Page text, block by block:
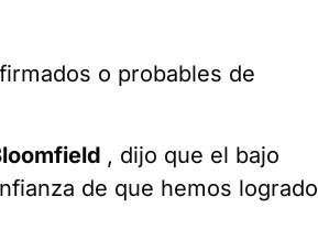
o probables de
, dijo que el bajo
de que hemos logrado